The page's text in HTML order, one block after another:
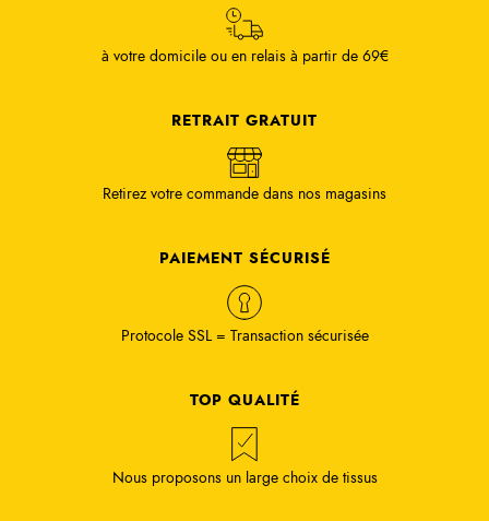
à votre domicile ou en relais à partir de 69€
RETRAIT GRATUIT
Retirez votre commande dans nos magasins
PAIEMENT SÉCURISÉ
Protocole SSL = Transaction sécurisée
TOP QUALITÉ
Nous proposons un large choix de tissus